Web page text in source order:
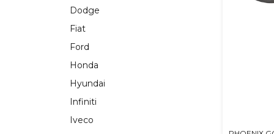
Dodge
Fiat
Ford
Honda
Hyundai
Infiniti
Iveco